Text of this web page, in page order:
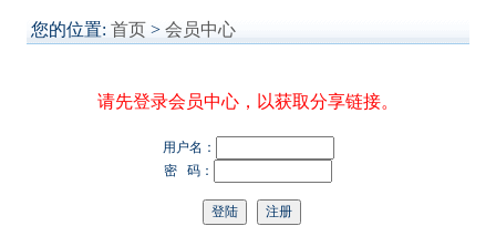
您的位置: 首页 > 会员中心
请先登录会员中心，以获取分享链接。
用户名：
密 码：